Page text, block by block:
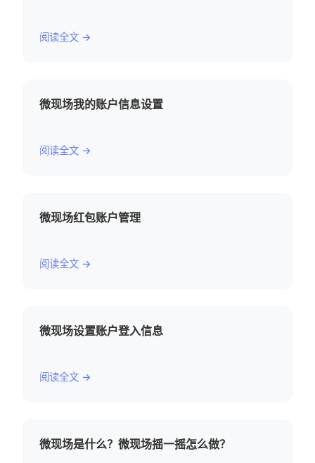
阅读全文 →
微现场我的账户信息设置
阅读全文 →
微现场红包账户管理
阅读全文 →
微现场设置账户登入信息
阅读全文 →
微现场是什么？微现场摇一摇怎么做？